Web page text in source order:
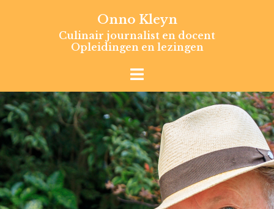
Onno Kleyn
Culinair journalist en docent
Opleidingen en lezingen